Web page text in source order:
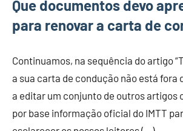
Que documentos devo
para renovar a carta de
Continuamos, na sequência do artigo
a sua carta de condução não está fora
a editar um conjunto de outros artigos
por base informação oficial do IMTT